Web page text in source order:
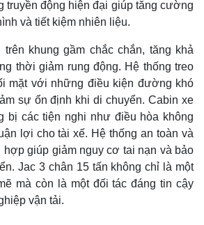
truyền động hiện đại giúp tăng cường
và tiết kiệm nhiên liệu.
khung gầm chắc chắn, tăng khả
thời giảm rung động. Hệ thống treo
mặt với những điều kiện đường khó
sự ổn định khi di chuyển. Cabin xe
bị các tiện nghi như điều hòa không
lợi cho tài xế. Hệ thống an toàn và
hợp giúp giảm nguy cơ tai nạn và bảo
Jac 3 chân 15 tấn không chỉ là một
mà còn là một đối tác đáng tin cậy
vận tải.